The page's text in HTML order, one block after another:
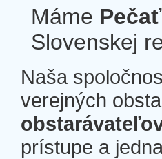
Máme
Slovenskej
Naša
verejných
prístupe a